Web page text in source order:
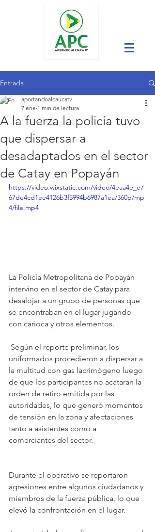
Entrada
A la fuerza la policía tuvo
que dispersar a
desadaptados en el sector
de Catay en Popayán
aportandoalcaucatv
7 ene 1 min de lectura
https://video.wixstatic.com/video/4eaa4e_e7
67de4cd1ee4126b3f5994b6987a1ea/360p/mp
4/file.mp4
La Policía Metropolitana de Popayán
intervino en el sector de Catay para
desalojar a un grupo de personas que
se encontraban en el lugar jugando
con carioca y otros elementos.
uniformados procedieron a dispersar a
la multitud con gas lacrimógeno luego
de que los participantes no acataran la
orden de retiro emitida por las
autoridades, lo que generó momentos
de tensión en la zona y afectaciones
tanto a asistentes como a
comerciantes del sector.
Durante el operativo se reportaron
agresiones entre algunos ciudadanos y
miembros de la fuerza pública, lo que
elevó la confrontación en el lugar.